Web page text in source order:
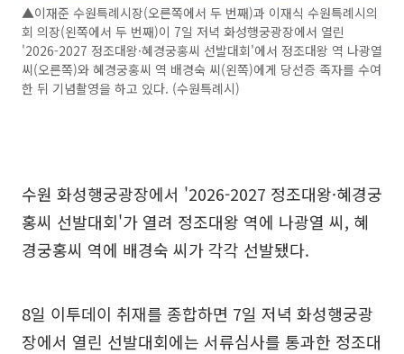
▲이재준 수원특례시장(오른쪽에서 두 번째)과 이재식 수원특례시의
회 의장(왼쪽에서 두 번째)이 7일 저녁 화성행궁광장에서 열린
'2026-2027 정조대왕·혜경궁홍씨 선발대회'에서 정조대왕 역 나광열
씨(오른쪽)와 혜경궁홍씨 역 배경숙 씨(왼쪽)에게 당선증 족자를 수여
한 뒤 기념촬영을 하고 있다. (수원특례시)
수원 화성행궁광장에서 '2026-2027 정조대왕·혜경궁
홍씨 선발대회'가 열려 정조대왕 역에 나광열 씨, 혜
경궁홍씨 역에 배경숙 씨가 각각 선발됐다.
8일 이투데이 취재를 종합하면 7일 저녁 화성행궁광
장에서 열린 선발대회에는 서류심사를 통과한 정조대